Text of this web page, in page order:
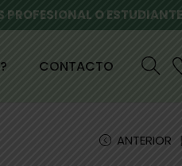
PROFESIONAL O
CONTACTO
ANTERIOR